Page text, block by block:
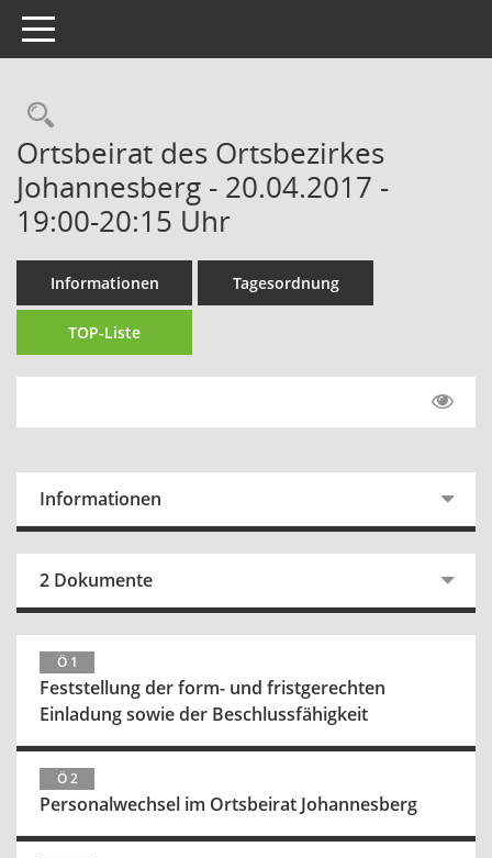
Toggle navigation
Rechercheauswahl
Ortsbeirat des Ortsbezirkes
Johannesberg - 20.04.2017 -
19:00-20:15 Uhr
Informationen Tagesordnung
TOP-Liste
Informationen
2 Dokumente
Ö 1
Feststellung der form- und fristgerechten
Einladung sowie der Beschlussfähigkeit
Ö 2
Personalwechsel im Ortsbeirat Johannesberg